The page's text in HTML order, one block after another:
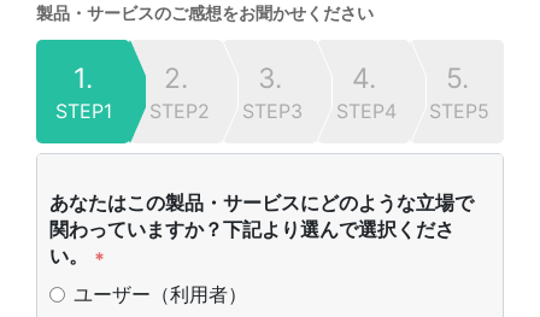
製品・サービスのご感想をお聞かせください
1.
STEP1
2.
STEP2
3.
STEP3
4.
STEP4
5.
STEP5
あなたはこの製品・サービスにどのような立場で
関わっていますか？下記より選んで選択くださ
い。
*
ユーザー（利用者）